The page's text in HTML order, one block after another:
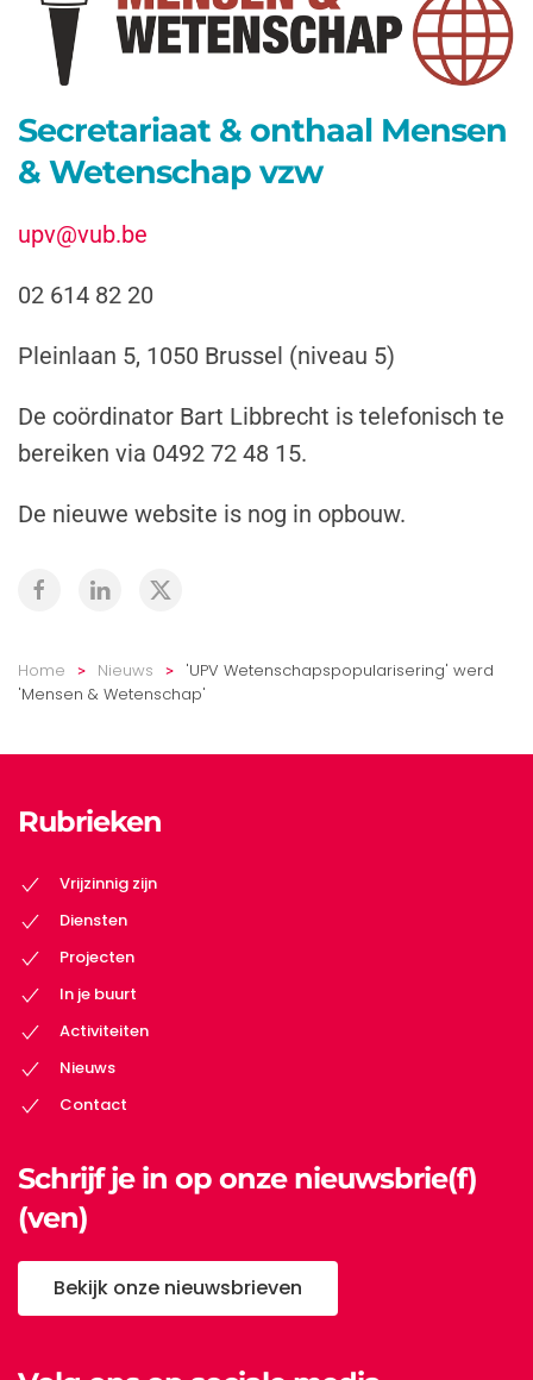
Secretariaat & onthaal Mensen
& Wetenschap vzw
upv@vub.be
02 614 82 20
Pleinlaan 5, 1050 Brussel (niveau 5)
De coördinator Bart Libbrecht is telefonisch te
bereiken via 0492 72 48 15.
De nieuwe website is nog in opbouw.
Home Nieuws
'UPV Wetenschapspopularisering' werd
'Mensen & Wetenschap'
Rubrieken
Vrijzinnig zijn
Diensten
Projecten
In je buurt
Activiteiten
Nieuws
Contact
Schrijf je in op onze nieuwsbrie(f)
(ven)
Bekijk onze nieuwsbrieven